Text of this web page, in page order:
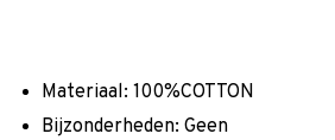
Materiaal: 100%COTTON
Bijzonderheden: Geen